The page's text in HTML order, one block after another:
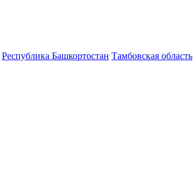
Республика Башкортостан Тамбовская область